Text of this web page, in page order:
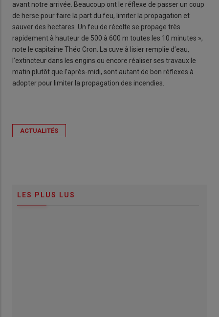
avant notre arrivée. Beaucoup ont le réflexe de passer un coup
de herse pour faire la part du feu, limiter la propagation et
sauver des hectares. Un feu de récolte se propage très
rapidement à hauteur de 500 à 600 m toutes les 10 minutes »,
note le capitaine Théo Cron. La cuve à lisier remplie d’eau,
l’extincteur dans les engins ou encore réaliser ses travaux le
matin plutôt que l’après-midi, sont autant de bon réflexes à
adopter pour limiter la propagation des incendies.
ACTUALITÉS
LES PLUS LUS